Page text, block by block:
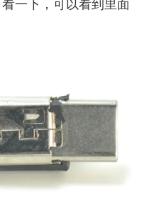
一下，可以看到里面